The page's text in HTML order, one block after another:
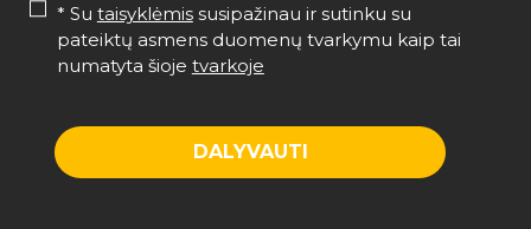
* Su taisyklėmissusipažinau ir sutinku su
pateiktų asmens duomenų tvarkymu kaip tai
numatyta šioje tvarkoje